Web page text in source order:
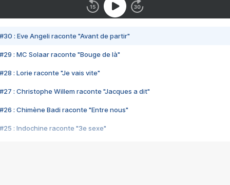
#30 : Eve Angeli raconte "Avant de partir"
#29 : MC Solaar raconte "Bouge de là"
#28 : Lorie raconte "Je vais vite"
#27 : Christophe Willem raconte "Jacques a dit"
#26 : Chimène Badi raconte "Entre nous"
#25 : Indochine raconte "3e sexe"